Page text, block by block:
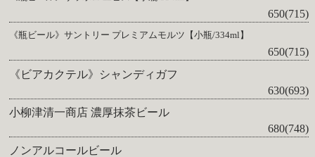
650(715)
《瓶ビール》サントリー プレミアムモルツ【小瓶/334ml】
650(715)
《ビアカクテル》シャンディガフ
630(693)
小柳津清一商店 濃厚抹茶ビール
680(748)
ノンアルコールビール